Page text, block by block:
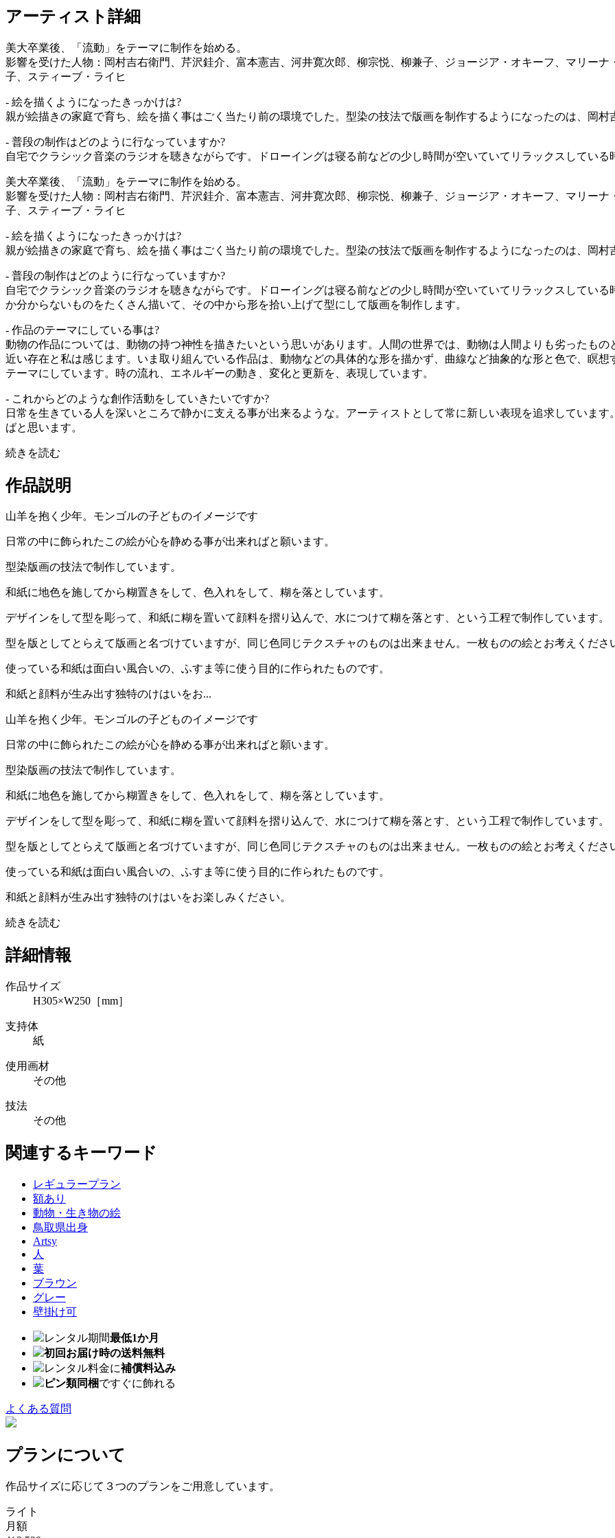
アーティスト詳細
美大卒業後、「流動」をテーマに制作を始める。
影響を受けた人物：岡村吉右衛門、芹沢銈介、富本憲吉、河井寛次郎、柳宗悦、柳兼子、ジョージア・オキーフ、マリー
子、スティーブ・ライヒ
- 絵を描くようになったきっかけは?
親が絵描きの家庭で育ち、絵を描く事はごく当たり前の環境でした。型染の技法で版画を制作するようになったのは、岡村
- 普段の制作はどのように行なっていますか?
自宅でクラシック音楽のラジオを聴きながらです。ドローイングは寝る前などの少し時間が空いていてリラックスしている
美大卒業後、「流動」をテーマに制作を始める。
影響を受けた人物：岡村吉右衛門、芹沢銈介、富本憲吉、河井寛次郎、柳宗悦、柳兼子、ジョージア・オキーフ、マリー
子、スティーブ・ライヒ
- 絵を描くようになったきっかけは?
親が絵描きの家庭で育ち、絵を描く事はごく当たり前の環境でした。型染の技法で版画を制作するようになったのは、岡村
- 普段の制作はどのように行なっていますか?
自宅でクラシック音楽のラジオを聴きながらです。ドローイングは寝る前などの少し時間が空いていてリラックスしている
か分からないものをたくさん描いて、その中から形を拾い上げて型にして版画を制作します。
- 作品のテーマにしている事は?
動物の作品については、動物の持つ神性を描きたいという思いがあります。人間の世界では、動物は人間よりも劣ったも
近い存在と私は感じます。いま取り組んでいる作品は、動物などの具体的な形を描かず、曲線など抽象的な形と色で、瞑
テーマにしています。時の流れ、エネルギーの動き、変化と更新を、表現しています。
- これからどのような創作活動をしていきたいですか?
日常を生きている人を深いところで静かに支える事が出来るような。アーティストとして常に新しい表現を追求していま
ばと思います。
続きを読む
作品説明
山羊を抱く少年。モンゴルの子どものイメージです
日常の中に飾られたこの絵が心を静める事が出来ればと願います。
型染版画の技法で制作しています。
和紙に地色を施してから糊置きをして、色入れをして、糊を落としています。
デザインをして型を彫って、和紙に糊を置いて顔料を摺り込んで、水につけて糊を落とす、という工程で制作しています。
型を版としてとらえて版画と名づけていますが、同じ色同じテクスチャのものは出来ません。一枚ものの絵とお考えくださ
使っている和紙は面白い風合いの、ふすま等に使う目的に作られたものです。
和紙と顔料が生み出す独特のけはいをお...
山羊を抱く少年。モンゴルの子どものイメージです
日常の中に飾られたこの絵が心を静める事が出来ればと願います。
型染版画の技法で制作しています。
和紙に地色を施してから糊置きをして、色入れをして、糊を落としています。
デザインをして型を彫って、和紙に糊を置いて顔料を摺り込んで、水につけて糊を落とす、という工程で制作しています。
型を版としてとらえて版画と名づけていますが、同じ色同じテクスチャのものは出来ません。一枚ものの絵とお考えくださ
使っている和紙は面白い風合いの、ふすま等に使う目的に作られたものです。
和紙と顔料が生み出す独特のけはいをお楽しみください。
続きを読む
詳細情報
作品サイズ
H305×W250［mm］
支持体
紙
使用画材
その他
技法
その他
関連するキーワード
レギュラープラン
額あり
動物・生き物の絵
鳥取県出身
Artsy
人
葉
ブラウン
グレー
壁掛け可
レンタル期間最低1か月
初回お届け時の送料無料
レンタル料金に補償料込み
ピン類同梱ですぐに飾れる
よくある質問
プランについて
作品サイズに応じて３つのプランをご用意しています。
ライト
月額